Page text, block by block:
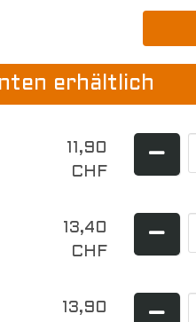
erhältlich
11,90
CHF
13,40
CHF
13,90